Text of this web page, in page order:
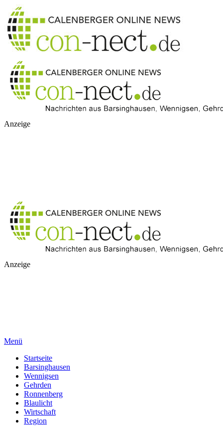
Anzeige
Anzeige
Menü
Startseite
Barsinghausen
Wennigsen
Gehrden
Ronnenberg
Blaulicht
Wirtschaft
Region